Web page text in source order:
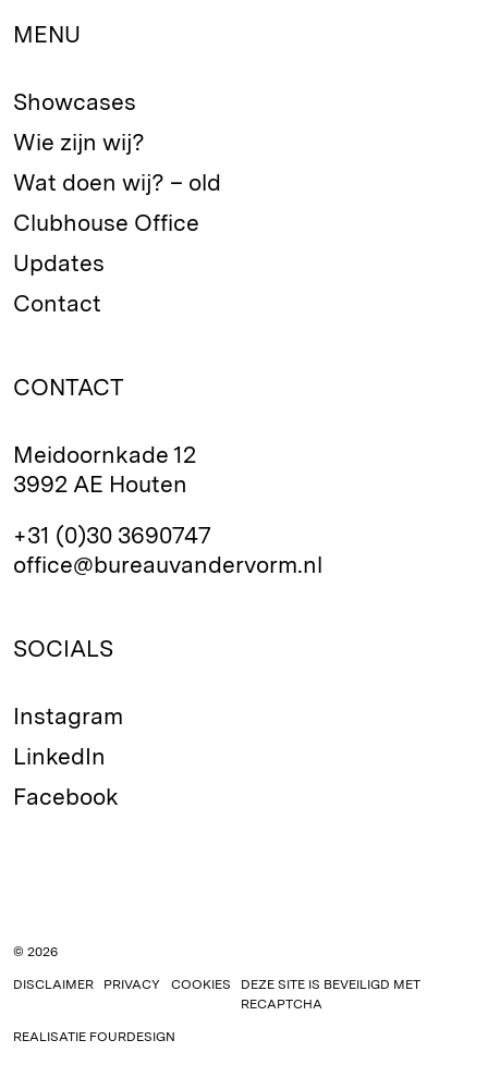
MENU
Showcases
Wie zijn wij?
Wat doen wij? – old
Clubhouse Office
Updates
Contact
CONTACT
Meidoornkade 12
3992 AE Houten
+31 (0)30 3690747
office@bureauvandervorm.nl
SOCIALS
Instagram
LinkedIn
Facebook
© 2026
DISCLAIMER PRIVACY COOKIES
DEZE SITE IS BEVEILIGD MET
RECAPTCHA
REALISATIE FOURDESIGN